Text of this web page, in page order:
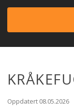
Oppdatert 08.05.2026